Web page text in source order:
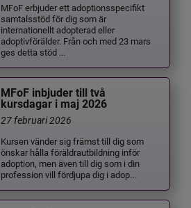
MFoF erbjuder ett adoptionsspecifikt
samtalsstöd för dig som är
internationellt adopterad eller
adoptivförälder. Från och med 23 mars
ges detta stöd ...
MFoF inbjuder till två
kursdagar i maj 2026
27 februari 2026
Kursen vänder sig främst till dig som
önskar hålla föräldrautbildning inför
adoption, men även till dig som i din
profession vill fördjupa dig i adop...